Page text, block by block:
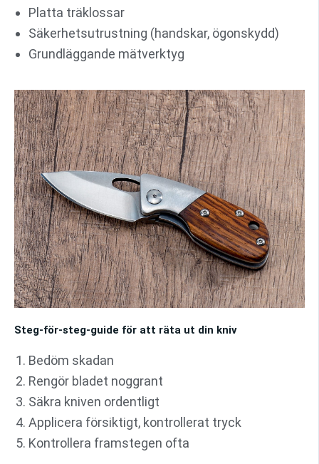
Platta träklossar
Säkerhetsutrustning (handskar, ögonskydd)
Grundläggande mätverktyg
Steg-för-steg-guide för att räta ut din kniv
Bedöm skadan
Rengör bladet noggrant
Säkra kniven ordentligt
Applicera försiktigt, kontrollerat tryck
Kontrollera framstegen ofta